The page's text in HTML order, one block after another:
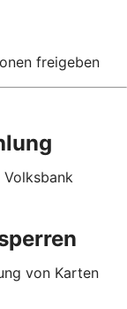
freigeben
von Karten